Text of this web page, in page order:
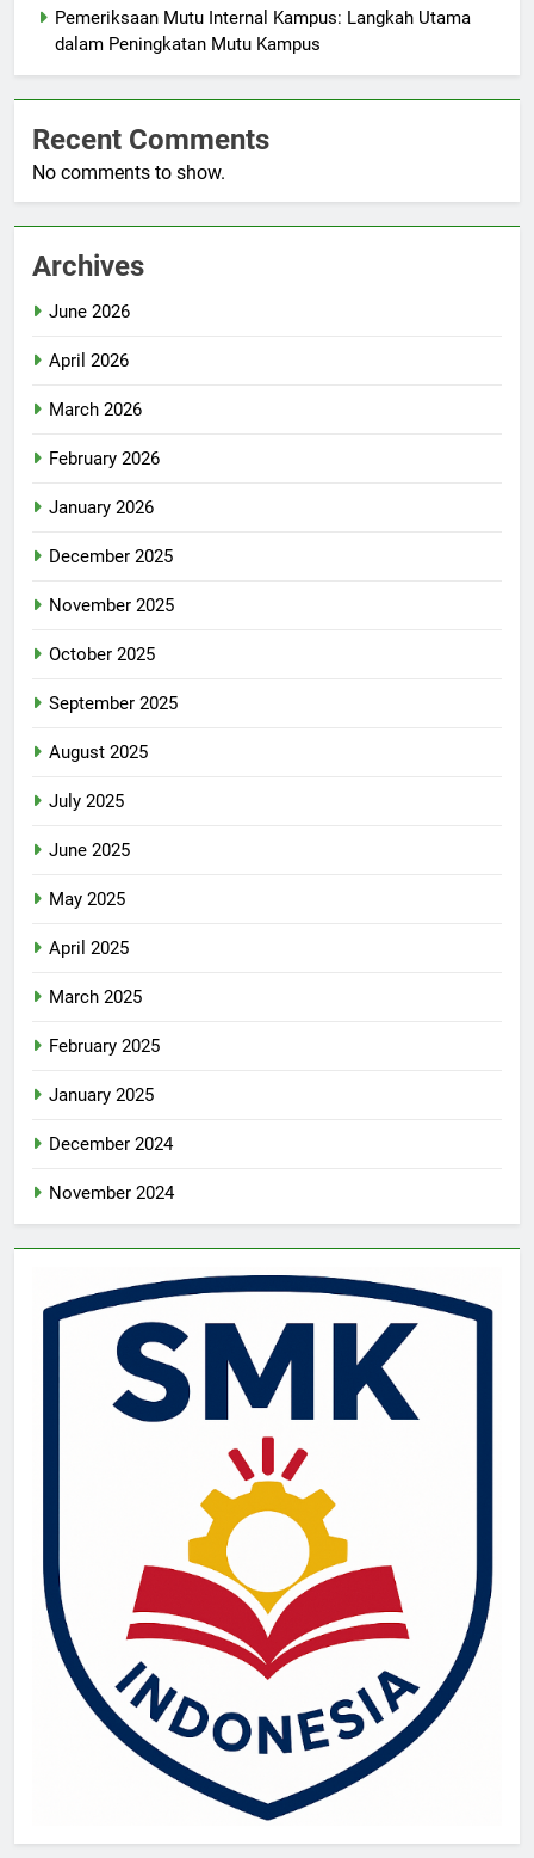
Pemeriksaan Mutu Internal Kampus: Langkah Utama
dalam Peningkatan Mutu Kampus
Recent Comments
No comments to show.
Archives
June 2026
April 2026
March 2026
February 2026
January 2026
December 2025
November 2025
October 2025
September 2025
August 2025
July 2025
June 2025
May 2025
April 2025
March 2025
February 2025
January 2025
December 2024
November 2024